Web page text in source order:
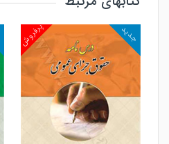
پرفروش جدید